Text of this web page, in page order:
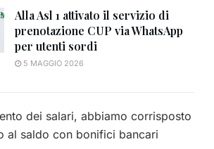
Alla Asl 1 attivato il servizio di
prenotazione CUP via WhatsApp
per utenti sordi
5 MAGGIO 2026
dei salari, abbiamo corrisposto
al saldo con bonifici bancari